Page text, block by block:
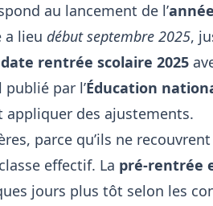
au lancement de l’
a lieu début septembre 2025,
date rentrée scolaire 2025
par l’Éducation
des ajustements.
parce qu’ils ne
effectif. La pré-rentrée
jours plus tôt selon les